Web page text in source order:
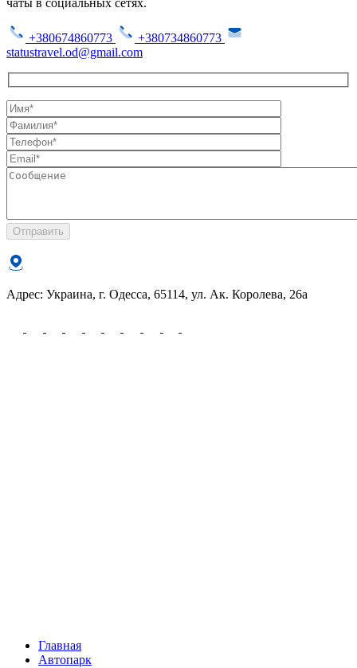
+380674860773
+380734860773
statustravel.od@gmail.com
Отправить
Адрес: Украина, г. Одесса, 65114, ул. Ак. Королева, 26а
Главная
Автопарк